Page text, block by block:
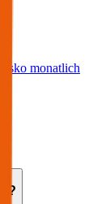
monatlich